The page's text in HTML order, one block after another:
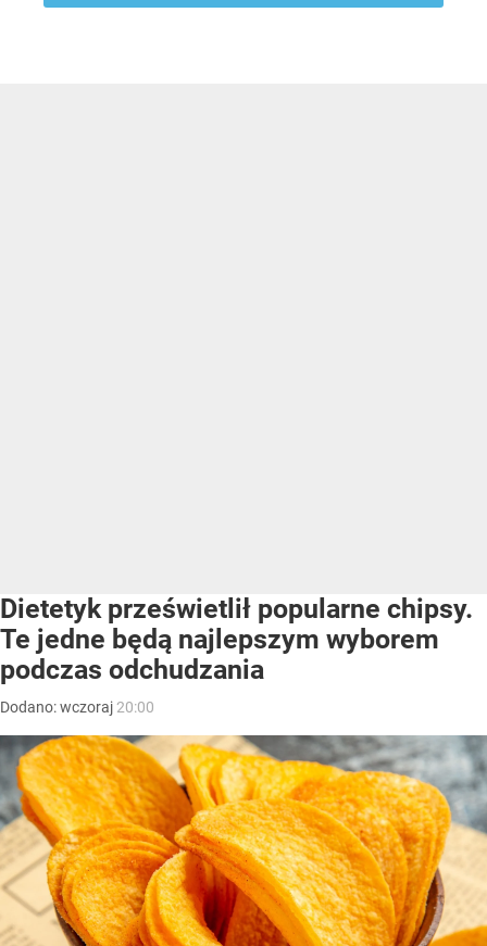
Dietetyk prześwietlił popularne chipsy.
Te jedne będą najlepszym wyborem
podczas odchudzania
Dodano:wczoraj 20:00